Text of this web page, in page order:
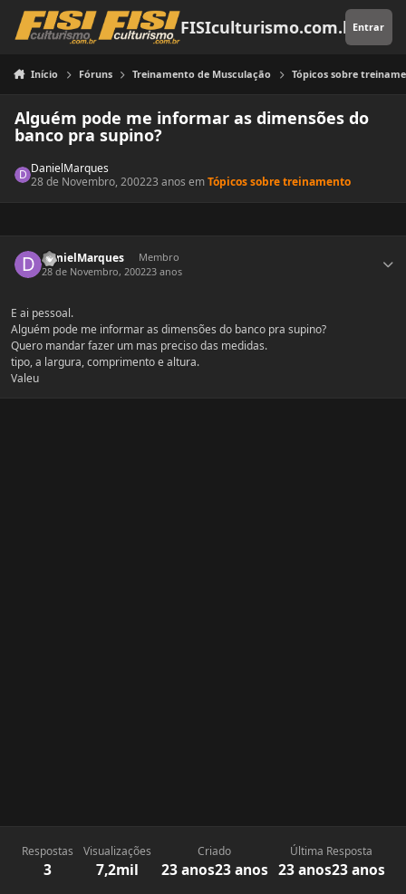
Pular para o conteúdo
FISIculturismo.com.brEntrar
Início Fóruns Treinamento de Musculação Tópicos sobre
Alguém pode me informar as dimensões do
banco pra supino?
DanielMarques
28 de Novembro, 200223 anos emTópicos sobre treinamento
DanielMarques
Membro
28 de Novembro, 200223 anos
E ai pessoal.
Alguém pode me informar as dimensões do banco pra supino?
Quero mandar fazer um mas preciso das medidas.
tipo, a largura, comprimento e altura.
Valeu
Respostas
3
Visualizações
7,2mil
Criado
23 anos23 anos
Última Resposta
23 anos23 anos